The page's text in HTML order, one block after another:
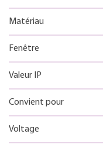
Matériau
Fenêtre
Valeur IP
Convient pour
Voltage